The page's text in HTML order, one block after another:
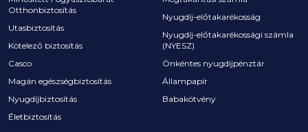
Otthonbiztosítás
Utasbiztosítás
Kötelező biztosítás
Casco
Magán egészségbiztosítás
Nyugdíjbiztosítás
Életbiztosítás
Nyugdíj-előtakarékosság
Nyugdíj-előtakarékossági számla
(NYESZ)
Önkéntes nyugdíjpénztár
Állampapír
Babakötvény